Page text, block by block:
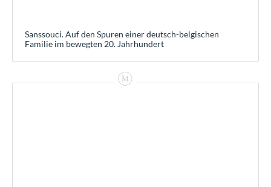
Sanssouci. Auf den Spuren einer deutsch-belgischen
Familie im bewegten 20. Jahrhundert